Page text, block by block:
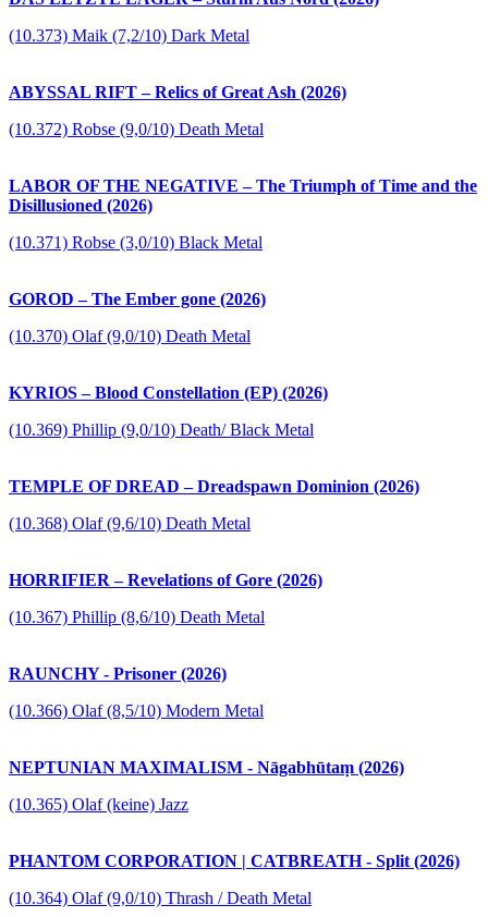
(10.373) Maik (7,2/10) Dark Metal
ABYSSAL RIFT – Relics of Great Ash (2026)
(10.372) Robse (9,0/10) Death Metal
LABOR OF THE NEGATIVE – The Triumph of Time and the
Disillusioned (2026)
(10.371) Robse (3,0/10) Black Metal
GOROD – The Ember gone (2026)
(10.370) Olaf (9,0/10) Death Metal
KYRIOS – Blood Constellation (EP) (2026)
(10.369) Phillip (9,0/10) Death/ Black Metal
TEMPLE OF DREAD – Dreadspawn Dominion (2026)
(10.368) Olaf (9,6/10) Death Metal
HORRIFIER – Revelations of Gore (2026)
(10.367) Phillip (8,6/10) Death Metal
RAUNCHY - Prisoner (2026)
(10.366) Olaf (8,5/10) Modern Metal
NEPTUNIAN MAXIMALISM - Nāgabhūtaṃ (2026)
(10.365) Olaf (keine) Jazz
PHANTOM CORPORATION | CATBREATH - Split (2026)
(10.364) Olaf (9,0/10) Thrash / Death Metal